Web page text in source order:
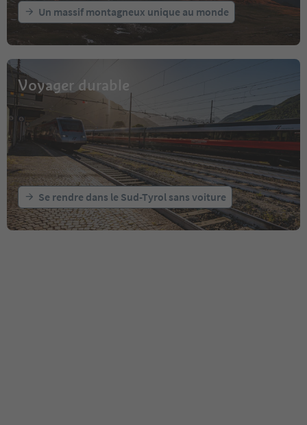
Un massif montagneux unique au monde
Voyager durable
Se rendre dans le Sud-Tyrol sans voiture